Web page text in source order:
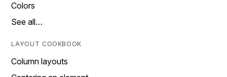
Colors
See all…
LAYOUT COOKBOOK
Column layouts